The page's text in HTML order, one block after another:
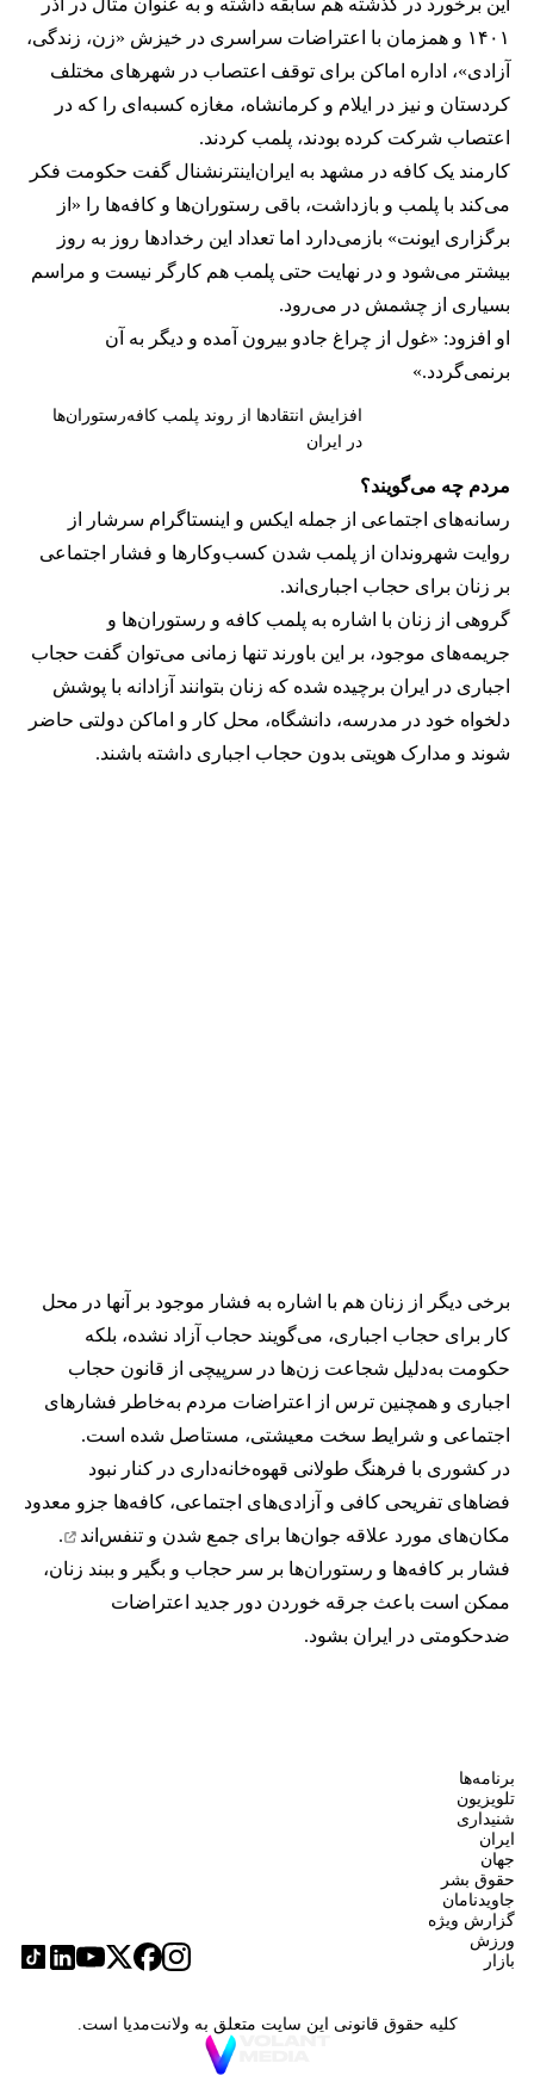
۱۴۰۱ و همزمان با اعتراضات سراسری در خیزش «زن، زندگی،
آزادی»، اداره اماکن برای توقف اعتصاب در شهرهای مختلف
کردستان و نیز در ایلام و کرمانشاه، مغازه کسبه‌ای را که در
اعتصاب شرکت کرده بودند، پلمب کردند.
کارمند یک کافه در مشهد به ایران‌اینترنشنال گفت حکومت فکر
می‌کند با پلمب و بازداشت، باقی رستوران‌ها و کافه‌ها را «از
برگزاری ایونت» بازمی‌دارد اما تعداد این رخدادها روز به روز
بیشتر می‌شود و در نهایت حتی پلمب هم کارگر نیست و مراسم
بسیاری از چشمش در می‌رود.
او افزود: «غول از چراغ جادو بیرون آمده و دیگر به آن
برنمی‎‌گردد.»
افزایش انتقادها از روند پلمب کافه‌رستوران‌ها
در ایران
مردم چه می‌گویند؟
رسانه‎‌های اجتماعی از جمله ایکس و اینستاگرام سرشار از
روایت شهروندان از پلمب شدن کسب‌وکارها و فشار اجتماعی
بر زنان برای حجاب اجباری‌اند.
گروهی از زنان با اشاره به پلمب کافه و رستوران‌ها و
جریمه‌های موجود، بر این باورند تنها زمانی می‌توان گفت حجاب
اجباری در ایران برچیده شده که زنان بتوانند آزادانه با پوشش
دلخواه خود در مدرسه، دانشگاه، محل کار و اماکن دولتی حاضر
شوند و مدارک هویتی بدون حجاب اجباری داشته باشند.
برخی دیگر از زنان هم با اشاره به فشار موجود بر آنها در محل
کار برای حجاب اجباری، می‌گویند حجاب آزاد نشده، بلکه
حکومت به‌دلیل شجاعت زن‌ها در سرپیچی از قانون حجاب
اجباری و همچنین ترس از اعتراضات مردم به‌خاطر فشارهای
اجتماعی و شرایط سخت معیشتی، مستاصل شده است.
در کشوری با فرهنگ طولانی قهوه‌‌خانه‌داری در کنار نبود
فضاهای تفریحی کافی و آزادی‌های اجتماعی، کافه‌ها جزو معدود
مکان‌های مورد علاقه جوان‌ها برای جمع شدن و تنفس‌اند
.
فشار بر کافه‌ها و رستوران‌ها بر سر حجاب و بگیر و ببند زنان،
ممکن است باعث جرقه خوردن دور جدید اعتراضات
ضدحکومتی در ایران بشود.
برنامه‌ها
تلویزیون
شنیداری
ایران
جهان
حقوق بشر
جاویدنامان
گزارش ویژه
ورزش
بازار
کلیه حقوق قانونی این سایت متعلق به ولانت‌مدیا است.